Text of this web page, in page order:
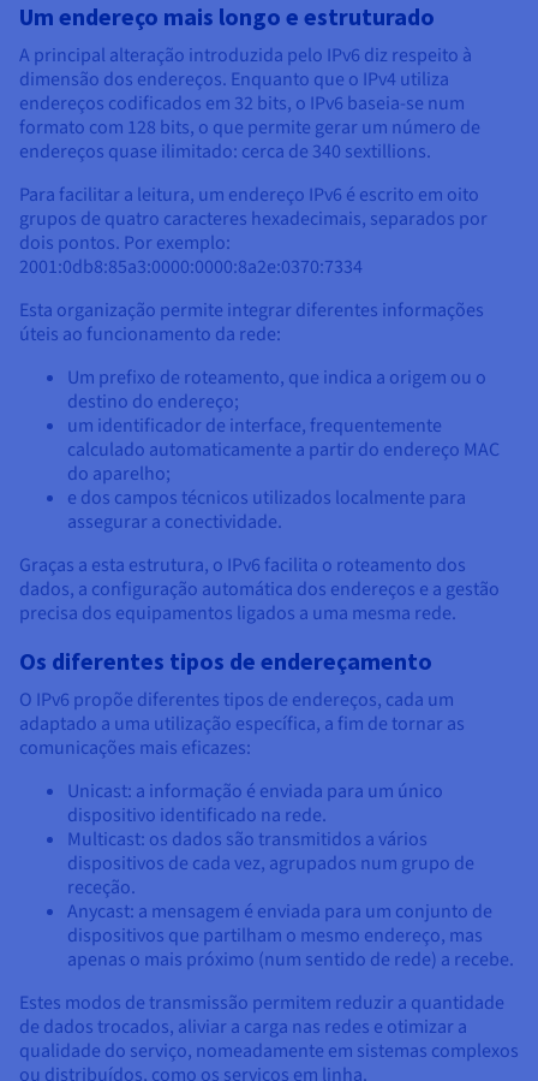
Um endereço mais longo e estruturado
A principal alteração introduzida pelo IPv6 diz respeito à
dimensão dos endereços. Enquanto que o IPv4 utiliza
endereços codificados em 32 bits, o IPv6 baseia-se num
formato com 128 bits, o que permite gerar um número de
endereços quase ilimitado: cerca de 340 sextillions.
Para facilitar a leitura, um endereço IPv6 é escrito em oito
grupos de quatro caracteres hexadecimais, separados por
dois pontos. Por exemplo:
2001:0db8:85a3:0000:0000:8a2e:0370:7334
Esta organização permite integrar diferentes informações
úteis ao funcionamento da rede:
Um prefixo de roteamento, que indica a origem ou o
destino do endereço;
um identificador de interface, frequentemente
calculado automaticamente a partir do endereço MAC
do aparelho;
e dos campos técnicos utilizados localmente para
assegurar a conectividade.
Graças a esta estrutura, o IPv6 facilita o roteamento dos
dados, a configuração automática dos endereços e a gestão
precisa dos equipamentos ligados a uma mesma rede.
Os diferentes tipos de endereçamento
O IPv6 propõe diferentes tipos de endereços, cada um
adaptado a uma utilização específica, a fim de tornar as
comunicações mais eficazes:
Unicast: a informação é enviada para um único
dispositivo identificado na rede.
Multicast: os dados são transmitidos a vários
dispositivos de cada vez, agrupados num grupo de
receção.
Anycast: a mensagem é enviada para um conjunto de
dispositivos que partilham o mesmo endereço, mas
apenas o mais próximo (num sentido de rede) a recebe.
Estes modos de transmissão permitem reduzir a quantidade
de dados trocados, aliviar a carga nas redes e otimizar a
qualidade do serviço, nomeadamente em sistemas complexos
ou distribuídos, como os serviços em linha.